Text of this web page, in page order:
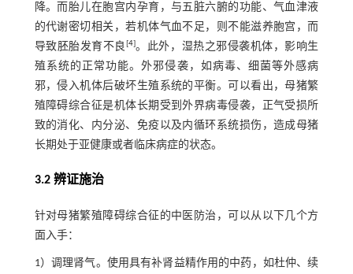
降。而胎儿在胞宫内孕育，与五脏六腑的功能、气血津液
的代谢密切相关，若机体气血不足，则不能滋养胞宫，而
导致胚胎发育不良 [4]。此外，湿热之邪侵袭机体，影响生
殖系统的正常功能。外邪侵袭，如病毒、细菌等外感病
邪，侵入机体后破坏生殖系统的平衡。可以看出，母猪繁
殖障碍综合征是机体长期受到外界病毒侵袭，正气受损所
致的消化、内分泌、免疫以及内循环系统损伤，造成母猪
长期处于亚健康或者临床病症的状态。
3.2 辨证施治
针对母猪繁殖障碍综合征的中医防治，可以从以下几个方
面入手：
1）调理肾气。使用具有补肾益精作用的中药，如杜仲、续